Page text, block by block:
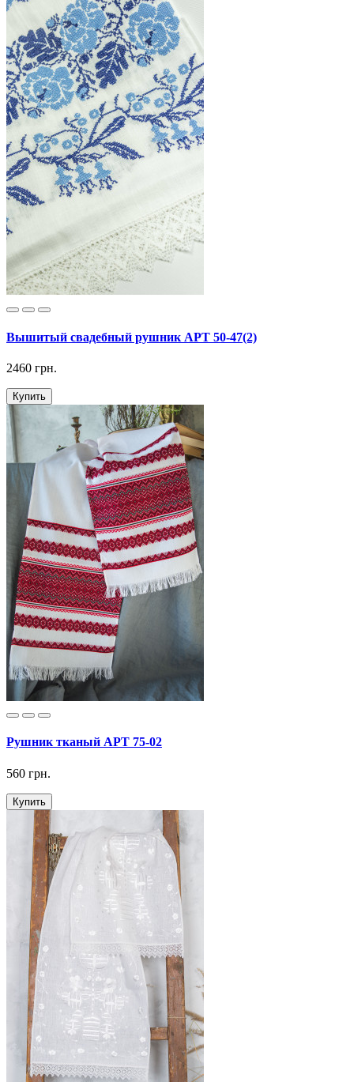
Вышитый свадебный рушник АРТ 50-47(2)
2460 грн.
Купить
Рушник тканый АРТ 75-02
560 грн.
Купить